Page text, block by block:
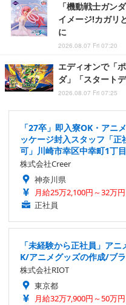
「機動戦士ガン
イメージ!カガリ
に
2026.08.07 Fri 07:20
エディオンで「
ダ」「スタート
2026.08.07 Fri 07:25
「27卒」即入寮OK・アニ
ッケージ封入スタッフ「
可」川崎市幸区中幸町1丁目
株式会社Creer
神奈川県
月給25万2,100円～32万円
正社員
「未経験から正社員」ア
K/アニメグッズの作成/ブ
株式会社RIOT
東京都
月給32万7,900円～50万円